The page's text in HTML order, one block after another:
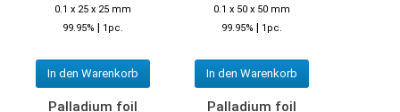
0.1 x 25 x 25 mm
99.95% | 1pc.
In den Warenkorb
0.1 x 50 x 50 mm
99.95% | 1pc.
In den Warenkorb
Palladium foil Palladium foil